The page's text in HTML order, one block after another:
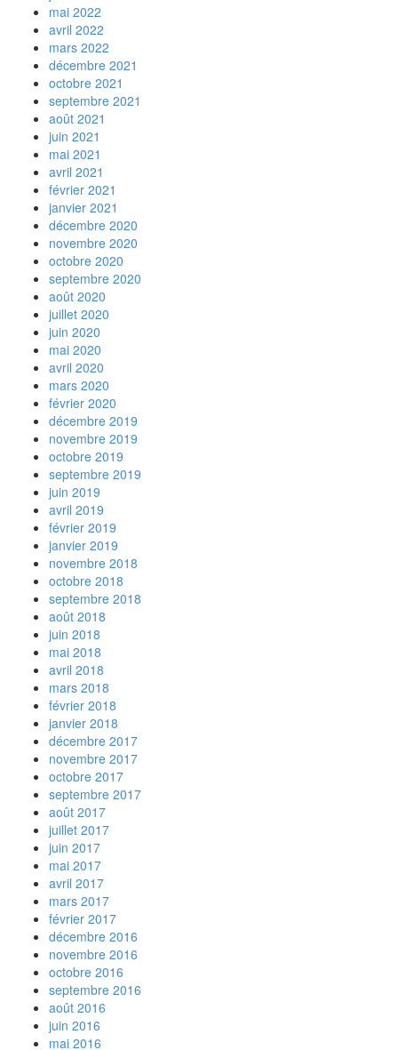
mai 2022
avril 2022
mars 2022
décembre 2021
octobre 2021
septembre 2021
août 2021
juin 2021
mai 2021
avril 2021
février 2021
janvier 2021
décembre 2020
novembre 2020
octobre 2020
septembre 2020
août 2020
juillet 2020
juin 2020
mai 2020
avril 2020
mars 2020
février 2020
décembre 2019
novembre 2019
octobre 2019
septembre 2019
juin 2019
avril 2019
février 2019
janvier 2019
novembre 2018
octobre 2018
septembre 2018
août 2018
juin 2018
mai 2018
avril 2018
mars 2018
février 2018
janvier 2018
décembre 2017
novembre 2017
octobre 2017
septembre 2017
août 2017
juillet 2017
juin 2017
mai 2017
avril 2017
mars 2017
février 2017
décembre 2016
novembre 2016
octobre 2016
septembre 2016
août 2016
juin 2016
mai 2016